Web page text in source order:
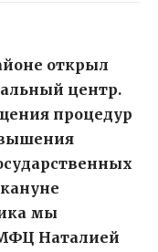
открыл
центр.
процедур
мы
Наталией